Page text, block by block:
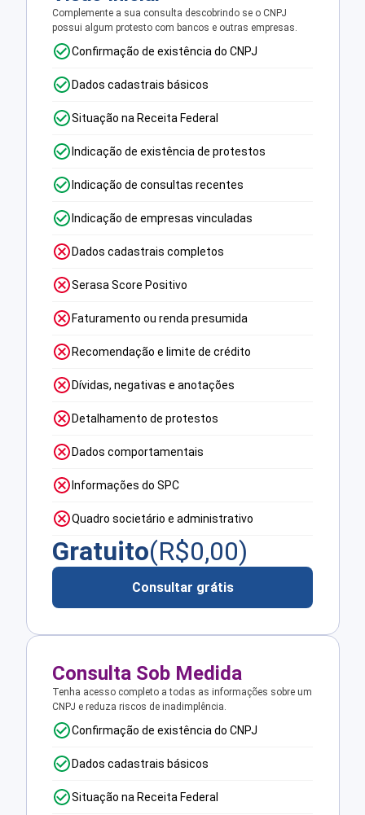
Complemente a sua consulta descobrindo se o CNPJ
possui algum protesto com bancos e outras empresas.
Confirmação de existência do CNPJ
Dados cadastrais básicos
Situação na Receita Federal
Indicação de existência de protestos
Indicação de consultas recentes
Indicação de empresas vinculadas
Dados cadastrais completos
Serasa Score Positivo
Faturamento ou renda presumida
Recomendação e limite de crédito
Dívidas, negativas e anotações
Detalhamento de protestos
Dados comportamentais
Informações do SPC
Quadro societário e administrativo
Gratuito(R$0,00)
Consultar grátis
Consulta Sob Medida
Tenha acesso completo a todas as informações sobre um
CNPJ e reduza riscos de inadimplência.
Confirmação de existência do CNPJ
Dados cadastrais básicos
Situação na Receita Federal